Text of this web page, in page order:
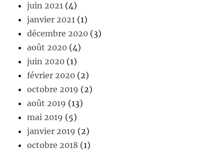
juin 2021 (4)
janvier 2021 (1)
décembre 2020 (3)
août 2020 (4)
juin 2020 (1)
février 2020 (2)
octobre 2019 (2)
août 2019 (13)
mai 2019 (5)
janvier 2019 (2)
octobre 2018 (1)